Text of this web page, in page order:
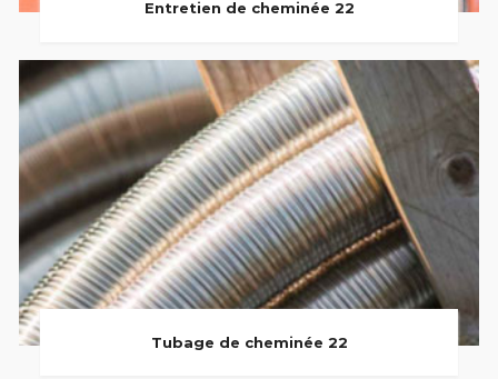
Entretien de cheminée 22
Tubage de cheminée 22